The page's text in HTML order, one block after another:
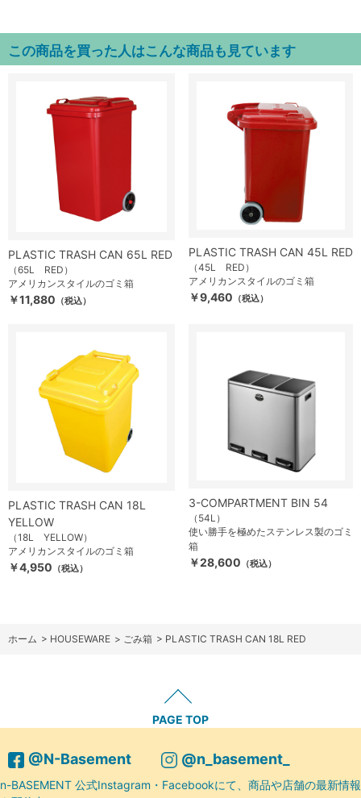
この商品を買った人はこんな商品も見ています
PLASTIC TRASH CAN 65L RED
（65L RED）
アメリカンスタイルのゴミ箱
￥11,880 （税込）
PLASTIC TRASH CAN 45L RED
（45L RED）
アメリカンスタイルのゴミ箱
￥9,460 （税込）
PLASTIC TRASH CAN 18L
YELLOW
（18L YELLOW）
アメリカンスタイルのゴミ箱
￥4,950 （税込）
3-COMPARTMENT BIN 54
（54L）
使い勝手を極めたステンレス製のゴミ
箱
￥28,600 （税込）
ホーム > HOUSEWARE > ごみ箱 > PLASTIC TRASH CAN 18L RED
PAGE TOP
@N-Basement @n_basement_
n-BASEMENT 公式Instagram・Facebookにて、商品や店舗の最新情報